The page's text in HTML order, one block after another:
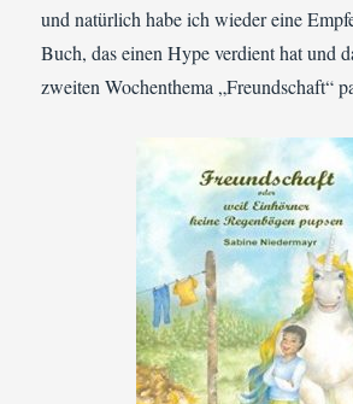
und natürlich habe ich wieder eine
Buch, das einen Hype verdient hat und
zweiten Wochenthema „Freundschaft“